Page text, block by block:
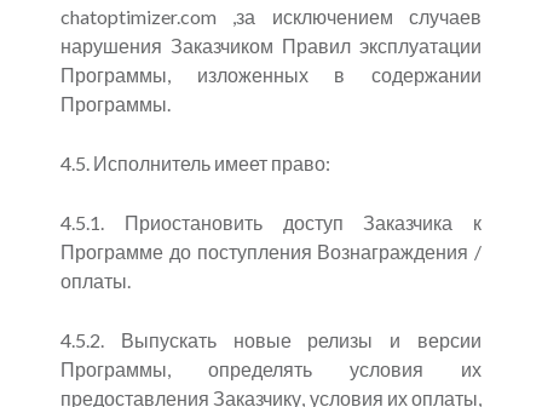
chatoptimizer.com ,за исключением случаев
нарушения Заказчиком Правил эксплуатации
Программы, изложенных в содержании
Программы.
4.5. Исполнитель имеет право:
4.5.1. Приостановить доступ Заказчика к
Программе до поступления Вознаграждения /
оплаты.
4.5.2. Выпускать новые релизы и версии
Программы, определять условия их
предоставления Заказчику, условия их оплаты,